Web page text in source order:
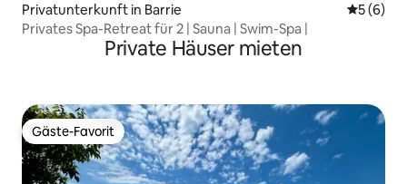
Privatunterkunft in Barrie
5 (6)
Privates Spa-Retreat für 2 | Sauna | Swim-Spa |
Private Häuser mieten
Gäste-Favorit
Gäste-Favorit